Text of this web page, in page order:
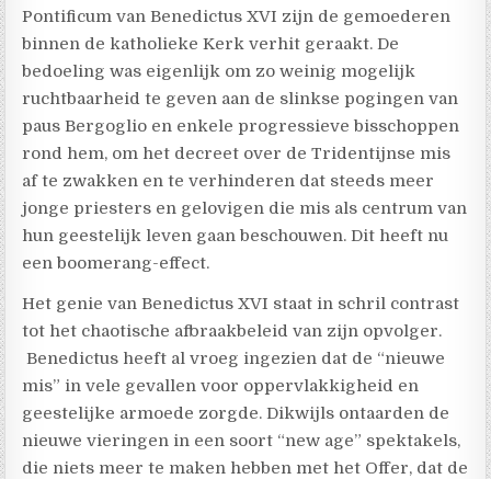
Pontificum van Benedictus XVI zijn de gemoederen
binnen de katholieke Kerk verhit geraakt. De
bedoeling was eigenlijk om zo weinig mogelijk
ruchtbaarheid te geven aan de slinkse pogingen van
paus Bergoglio en enkele progressieve bisschoppen
rond hem, om het decreet over de Tridentijnse mis
af te zwakken en te verhinderen dat steeds meer
jonge priesters en gelovigen die mis als centrum van
hun geestelijk leven gaan beschouwen. Dit heeft nu
een boomerang-effect.
Het genie van Benedictus XVI staat in schril contrast
tot het chaotische afbraakbeleid van zijn opvolger.
Benedictus heeft al vroeg ingezien dat de “nieuwe
mis” in vele gevallen voor oppervlakkigheid en
geestelijke armoede zorgde. Dikwijls ontaarden de
nieuwe vieringen in een soort “new age” spektakels,
die niets meer te maken hebben met het Offer, dat de